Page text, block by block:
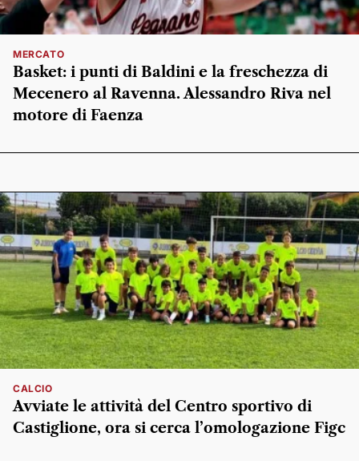
MERCATO
Basket: i punti di Baldini e la freschezza di
Mecenero al Ravenna. Alessandro Riva nel
motore di Faenza
CALCIO
Avviate le attività del Centro sportivo di
Castiglione, ora si cerca l’omologazione Figc